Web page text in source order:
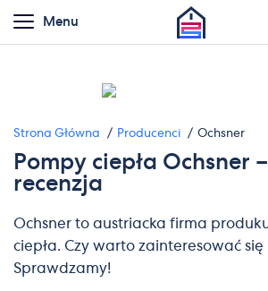
Menu
Strona Główna Producenci Ochsner
Pompy ciepła Ochsner
recenzja
Ochsner to austriacka firma
ciepła. Czy warto zainteresować
Sprawdzamy!